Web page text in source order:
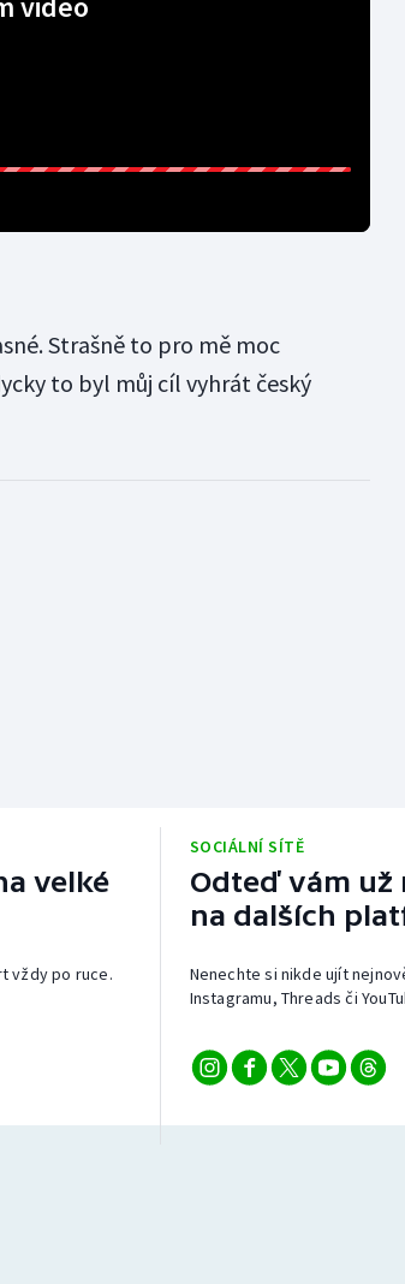
Strašně to pro mě moc
to byl můj cíl vyhrát český
velké
vždy po ruce.
SOCIÁLNÍ SÍTĚ
Odteď vám už
na dalších
Nenechte si nikde ujít
Instagramu, Threads či